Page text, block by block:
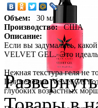
Объем:
30 мл
Производство:
США
Описание:
Если вы задумались,
VELVET GEL. Это
Нежная текстура геля не
Применение Velvet Gel
глубоких возрастных